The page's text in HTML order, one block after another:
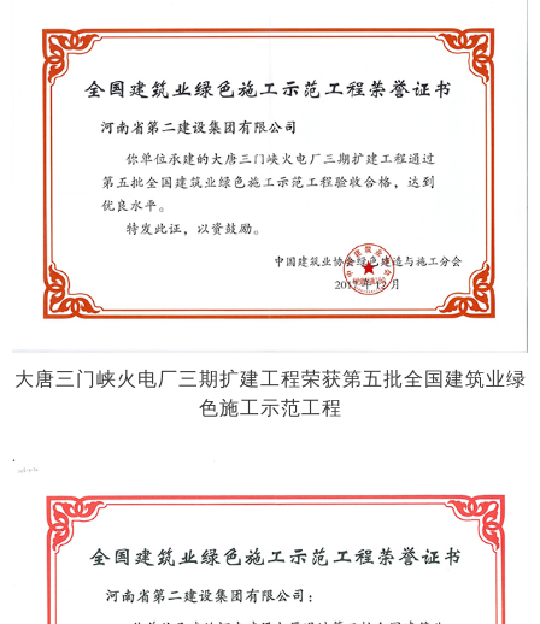
大唐三门峡火电厂三期扩建工程荣获第五批全国建筑业绿
色施工示范工程